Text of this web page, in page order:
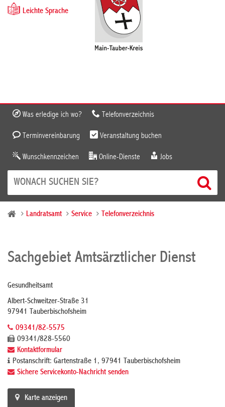
Leichte Sprache
Was erledige ich wo? Telefonverzeichnis
Terminvereinbarung Veranstaltung buchen
Wunschkennzeichen Online-Dienste Jobs
Landratsamt Service Telefonverzeichnis
Sachgebiet Amtsärztlicher Dienst
Gesundheitsamt
Albert-Schweitzer-Straße 31
97941 Tauberbischofsheim
09341/82-5575
09341/828-5560
Kontaktformular
Postanschrift: Gartenstraße 1, 97941 Tauberbischofsheim
Sichere Servicekonto-Nachricht senden
Karte anzeigen